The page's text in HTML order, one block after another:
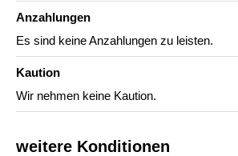
Anzahlungen
Es sind keine Anzahlungen zu leisten.
Kaution
Wir nehmen keine Kaution.
weitere Konditionen